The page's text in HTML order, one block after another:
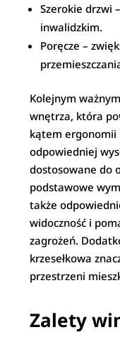
Szerokie drzwi
inwalidzkim.
Poręcze –
Kolejnym
wnętrza, która
kątem ergonomii
odpowiedniej
dostosowane do
podstawowe
także
widoczność i
zagrożeń.
krzesełkowa
przestrzeni
Zalety